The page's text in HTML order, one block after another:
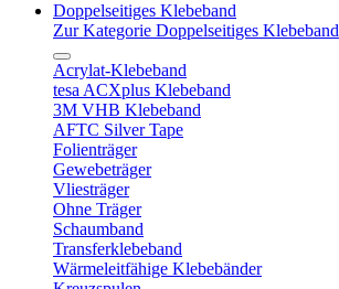
Doppelseitiges Klebeband
Zur Kategorie Doppelseitiges Klebeband
Acrylat-Klebeband
tesa ACXplus Klebeband
3M VHB Klebeband
AFTC Silver Tape
Folienträger
Gewebeträger
Vliesträger
Ohne Träger
Schaumband
Transferklebeband
Wärmeleitfähige Klebebänder